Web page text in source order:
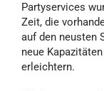
Partyservices
Zeit, die
auf den neusten
neue
erleichtern.